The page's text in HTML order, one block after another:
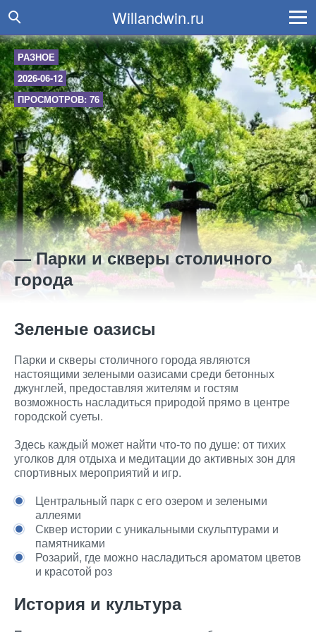
Willandwin.ru
РАЗНОЕ
2026-06-12
ПРОСМОТРОВ: 76
— Парки и скверы столичного
города
Зеленые оазисы
Парки и скверы столичного города являются
настоящими зелеными оазисами среди бетонных
джунглей, предоставляя жителям и гостям
возможность насладиться природой прямо в центре
городской суеты.
Здесь каждый может найти что-то по душе: от тихих
уголков для отдыха и медитации до активных зон для
спортивных мероприятий и игр.
Центральный парк с его озером и зелеными
аллеями
Сквер истории с уникальными скульптурами и
памятниками
Розарий, где можно насладиться ароматом цветов
и красотой роз
История и культура